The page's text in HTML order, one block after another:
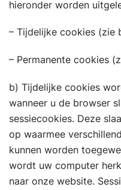
hieronder worden
– Tijdelijke cookies (zie
– Permanente cookies
b) Tijdelijke cookies
wanneer u de browser
sessiecookies. Deze
op waarmee
kunnen worden
wordt uw computer
naar onze website.